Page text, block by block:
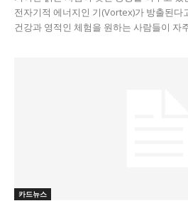
전자기적 에너지인 기(Vortex)가 방출된다
건강과 영적인 체험을 원하는 사람들이 자
카드뉴스